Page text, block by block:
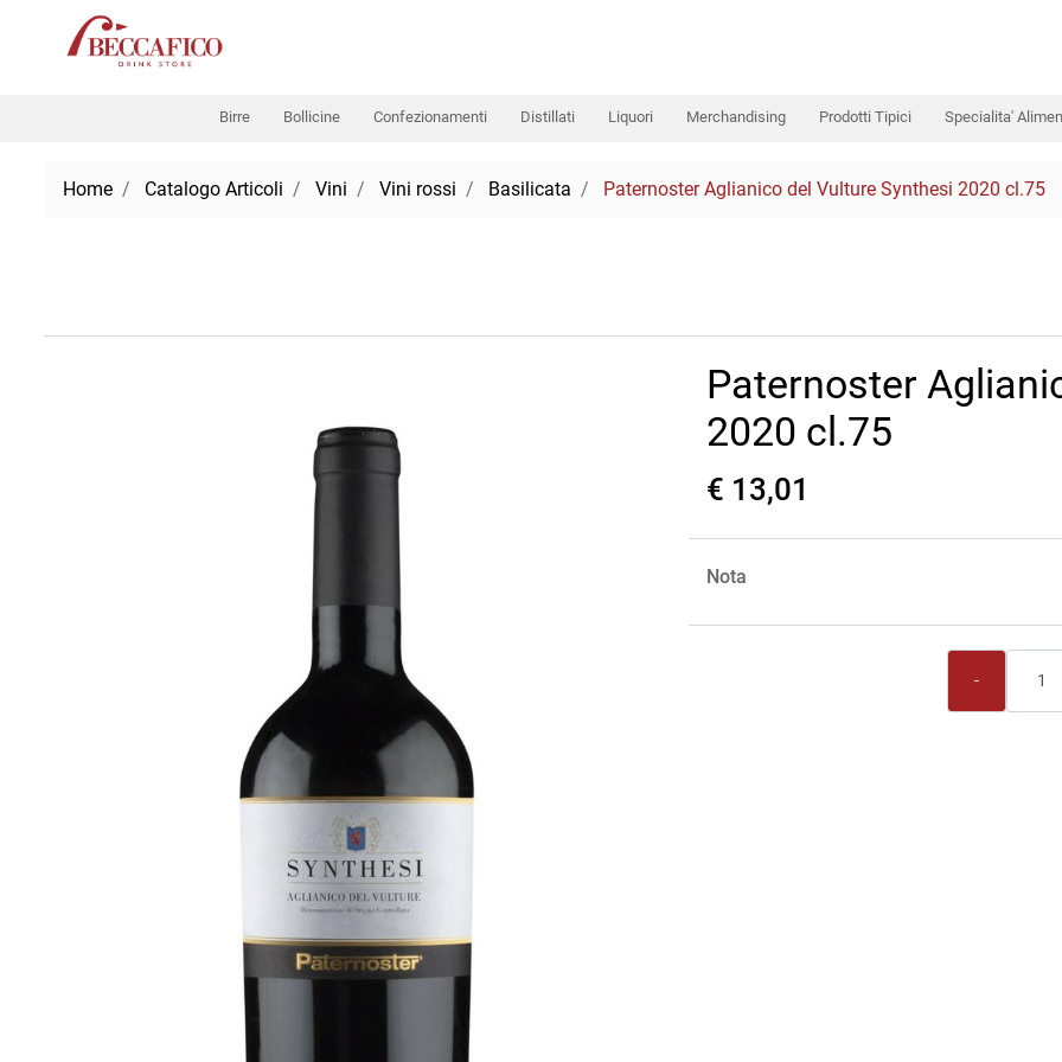
Birre Bollicine Confezionamenti Distillati Liquori Merchandising Prodotti Tipici Specialita'
Home Catalogo Articoli Vini Vini rossi Basilicata Paternoster Aglianico del Vulture Synthesi 2020 cl.75
Paternoster
2020 cl.75
€ 13,01
Nota